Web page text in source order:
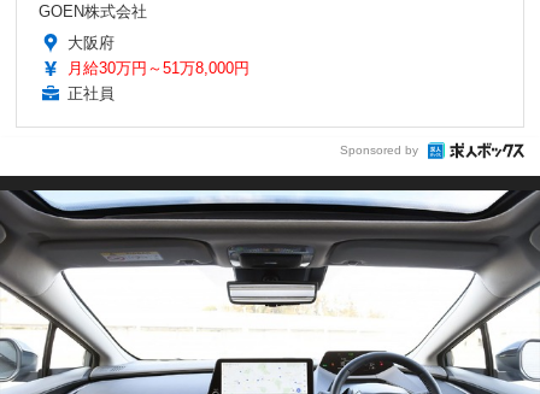
GOEN株式会社
大阪府
月給30万円～51万8,000円
正社員
Sponsored by